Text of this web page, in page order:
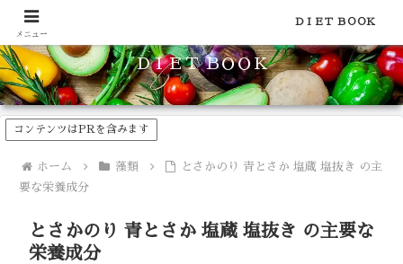
食品のカロリーや糖質などの栄養素がわかる！健康やダイエットに
ＤＩＥＴ ＢＯＯＫ
コンテンツはPRを含みます
ホーム 藻類
とさかのり 青とさか 塩蔵 塩抜き の主
要な栄養成分
とさかのり 青とさか 塩蔵 塩抜き の主要な
栄養成分
メニュー
ＤＩＥＴ ＢＯＯＫ